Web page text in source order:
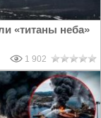
«титаны неба»
1 902